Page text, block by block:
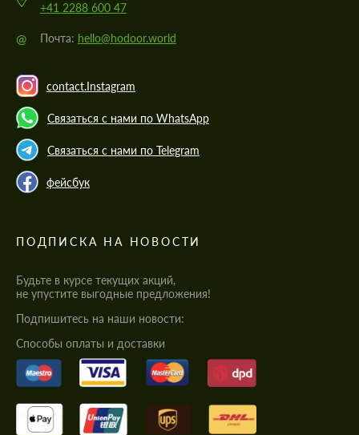
+41 2288 600 47
@ Почта: hello@hodoor.world
contact.Instagram
Связаться с нами по WhatsApp
Связаться с нами по Telegram
фейсбук
ПОДПИСКА НА НОВОСТИ
Будьте в курсе текущих акций,
не упустите выгодные предложения!
Подпишитесь на наши новости:
Cпособы оплаты и доставки